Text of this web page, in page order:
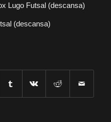
Lugo Futsal (descansa)
(descansa)